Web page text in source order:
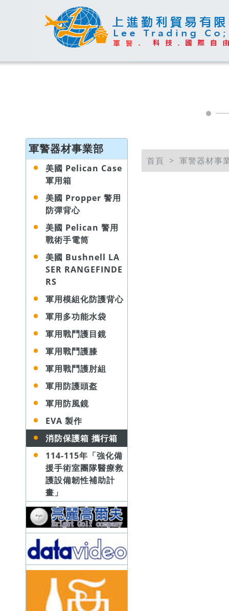
軍警器材事業部
美國 Pelican Case
軍用箱
美國 Propper 警用
防彈背心
美國 Pelican 警用
戰術手電筒
美國 Bushnell LA
SER RANGEFINDE
RS
軍用模組化防護背心
軍用多功能水袋
軍用戰鬥護目鏡
軍用戰鬥護膝
軍用戰鬥護肘組
軍用防護頭盔
軍用防風鏡
EVA 製作
消防保護箱 攜行箱
114-115年「強化備
援手術室團隊醫療救
護設備韌性補助計
畫」
首頁 軍警器材事